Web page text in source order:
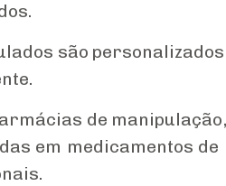
são
de
em medicamentos